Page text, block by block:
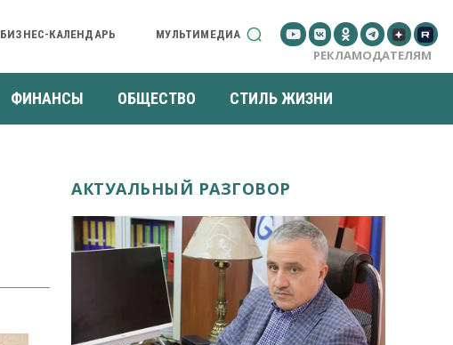
БИЗНЕС-КАЛЕНДАРЬ МУЛЬТИМЕДИА
РЕКЛАМОДАТЕЛЯМ
ФИНАНСЫ ОБЩЕСТВО СТИЛЬ ЖИЗНИ
АКТУАЛЬНЫЙ РАЗГОВОР